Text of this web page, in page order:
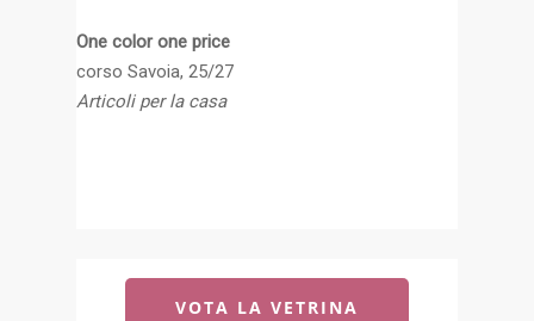
One color one price
corso Savoia, 25/27
Articoli per la casa
VOTA LA VETRINA